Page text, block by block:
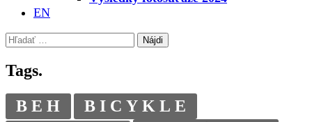
EN
Hľadať:
Tags.
BEH
BICYKLE